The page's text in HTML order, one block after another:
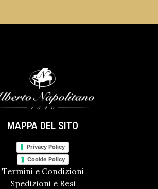
MAPPA DEL SITO
Privacy Policy
Cookie Policy
Termini e Condizioni
Spedizioni e Resi